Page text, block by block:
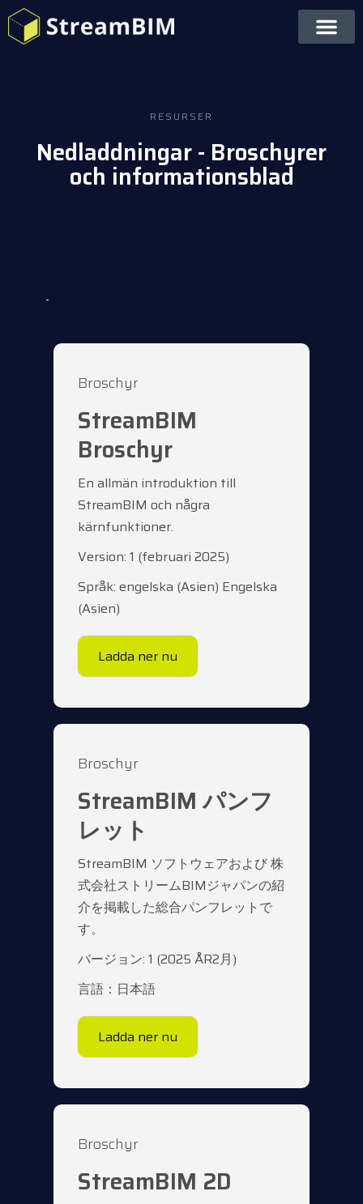
RESURSER
Nedladdningar - Broschyrer
och informationsblad
-
Broschyr
StreamBIM
Broschyr
En allmän introduktion till
StreamBIM och några
kärnfunktioner.
Version: 1 (februari 2025)
Språk: engelska (Asien) Engelska
(Asien)
Ladda ner nu
Broschyr
StreamBIM パンフ
レット
StreamBIM ソフトウェアおよび 株
式会社ストリームBIMジャパンの紹
介を掲載した総合パンフレットで
す。
バージョン: 1 (2025 ÅR2月)
言語：日本語
Ladda ner nu
Broschyr
StreamBIM 2D